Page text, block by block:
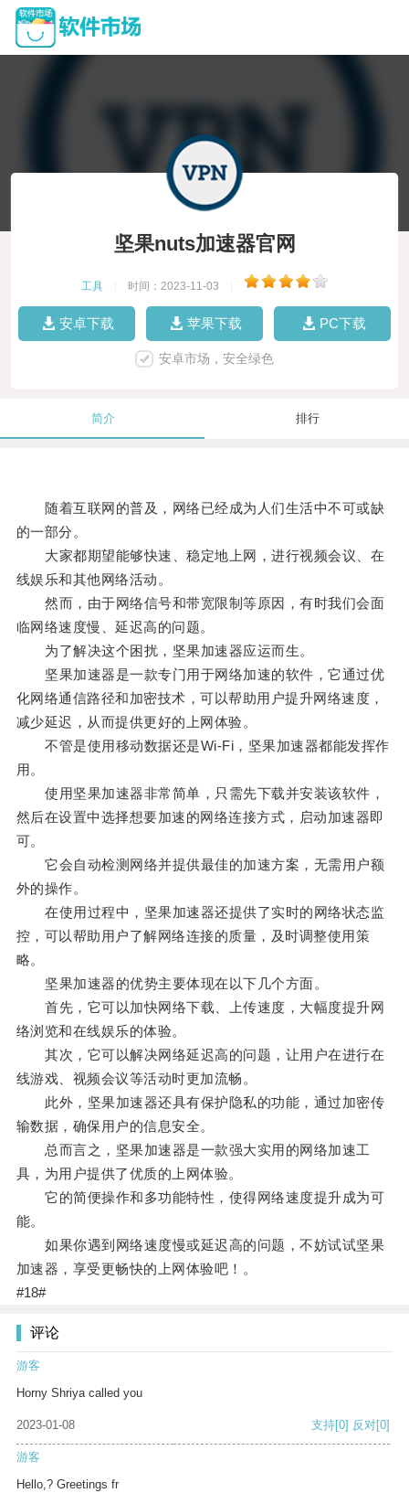
坚果nuts加速器官网
工具 时间：2023-11-03
安卓下载 苹果下载 PC下载
安卓市场，安全绿色
简介 排行
随着互联网的普及，网络已经成为人们生活中不可或缺
的一部分。
大家都期望能够快速、稳定地上网，进行视频会议、在
线娱乐和其他网络活动。
然而，由于网络信号和带宽限制等原因，有时我们会面
临网络速度慢、延迟高的问题。
为了解决这个困扰，坚果加速器应运而生。
坚果加速器是一款专门用于网络加速的软件，它通过优
化网络通信路径和加密技术，可以帮助用户提升网络速度，
减少延迟，从而提供更好的上网体验。
不管是使用移动数据还是Wi-Fi，坚果加速器都能发挥作
用。
使用坚果加速器非常简单，只需先下载并安装该软件，
然后在设置中选择想要加速的网络连接方式，启动加速器即
可。
它会自动检测网络并提供最佳的加速方案，无需用户额
外的操作。
在使用过程中，坚果加速器还提供了实时的网络状态监
控，可以帮助用户了解网络连接的质量，及时调整使用策
略。
坚果加速器的优势主要体现在以下几个方面。
首先，它可以加快网络下载、上传速度，大幅度提升网
络浏览和在线娱乐的体验。
其次，它可以解决网络延迟高的问题，让用户在进行在
线游戏、视频会议等活动时更加流畅。
此外，坚果加速器还具有保护隐私的功能，通过加密传
输数据，确保用户的信息安全。
总而言之，坚果加速器是一款强大实用的网络加速工
具，为用户提供了优质的上网体验。
它的简便操作和多功能特性，使得网络速度提升成为可
能。
如果你遇到网络速度慢或延迟高的问题，不妨试试坚果
加速器，享受更畅快的上网体验吧！。
#18#
评论
游客
Horny Shriya called you
2023-01-08 支持[0] 反对[0]
游客
Hello,? Greetings fr